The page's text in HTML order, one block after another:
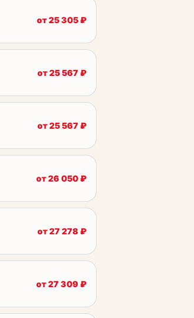
от25 305₽
от25 567 ₽
от25 567 ₽
от26 050₽
от27 278 ₽
от27 309 ₽